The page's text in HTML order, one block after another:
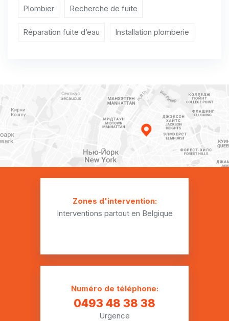
Plombier Thiaumont
Plombier Recherche de fuite
Réparation fuite d’eau Installation plomberie
Zones d'intervention:
Interventions partout en Belgique
Numéro de téléphone:
0493 48 38 38
Urgence